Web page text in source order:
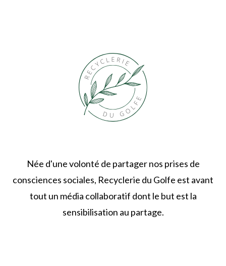
Née d'une volonté de partager nos prises de
consciences sociales, Recyclerie du Golfe est avant
tout un média collaboratif dont le but est la
sensibilisation au partage.